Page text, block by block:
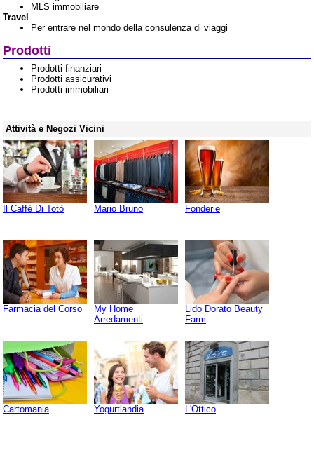
MLS immobiliare
Travel
Per entrare nel mondo della consulenza di viaggi
Prodotti
Prodotti finanziari
Prodotti assicurativi
Prodotti immobiliari
Attività e Negozi Vicini
Il Caffè Di Totò Mario Bruno Fonderie
Farmacia del Corso
My Home
Arredamenti
Lido Dorato Beauty
Farm
Cartomania Yogurtlandia L'Ottico